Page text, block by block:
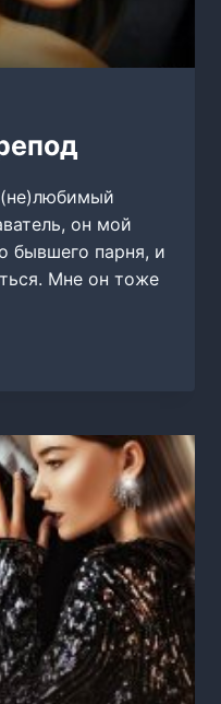
он мой
бывшего парня, и
Мне он тоже